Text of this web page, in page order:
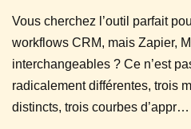
Vous cherchez l’outil parfait
workflows CRM, mais Zapier,
interchangeables ? Ce n’est
radicalement différentes, trois
distincts, trois courbes d’appr…